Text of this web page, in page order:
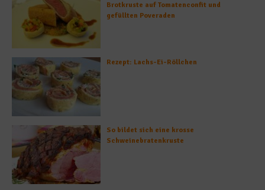
Brotkruste auf Tomatenconfit und
gefüllten Poveraden
Rezept: Lachs-Ei-Röllchen
So bildet sich eine krosse
Schweinebratenkruste